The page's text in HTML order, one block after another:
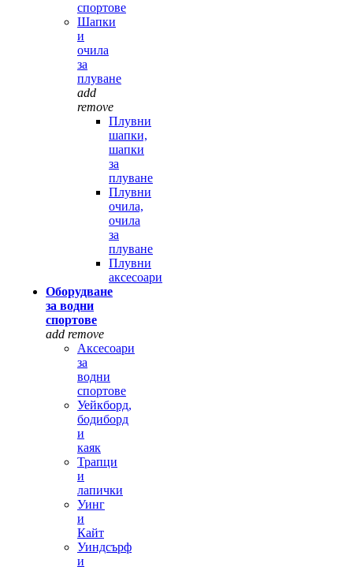
спортове
Шапки
и
очила
за
плуване
add
remove
Плувни
шапки,
шапки
за
плуване
Плувни
очила,
очила
за
плуване
Плувни
аксесоари
Оборудване
за водни
спортове
add remove
Аксесоари
за
водни
спортове
Уейкборд,
бодиборд
и
каяк
Трапци
и
лапички
Уинг
и
Кайт
Уиндсърф
и